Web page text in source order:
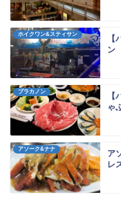
ホイクワン&スティサン
ン
プラカノン
ゃ
アソーク&ナナ
ア
レ